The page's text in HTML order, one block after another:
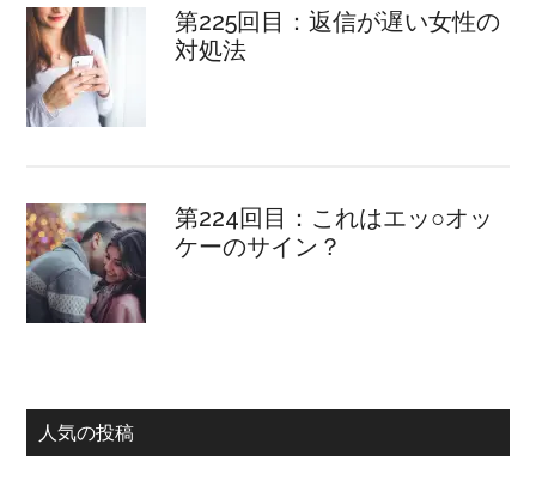
第225回目：返信が遅い女性の
対処法
第224回目：これはエッ○オッ
ケーのサイン？
人気の投稿